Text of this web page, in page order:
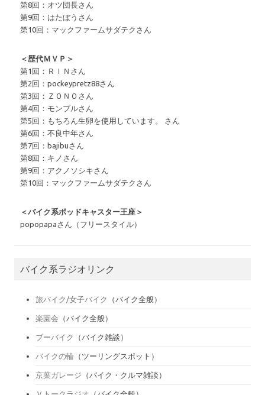
第8回：オツ団長さん
第9回：はたぼうさん
第10回：マックファームサダテクさん
＜歴代ＭＶＰ＞
第1回：ＲＩＮさん
第2回：pockeypretz88さん
第3回：ＺＯＮＯさん
第4回：モンブルさん
第5回：もちろん生卵を使用しています。 さん
第6回：不良中年さん
第7回：bajibuさん
第8回：キノさん
第9回：アクノソシキさん
第10回：マックファームサダテクさん
＜バイク系ポッドキャスター王座＞
popopapaさん（フリースタイル）
バイク系ラジオリンク
旅バイク/女子バイク （バイク全般）
楽園会 （バイク全般）
ブーバイク （バイク雑談）
バイクの輪 （ツーリングスポット）
京葉ガレージ （バイク・クルマ雑談）